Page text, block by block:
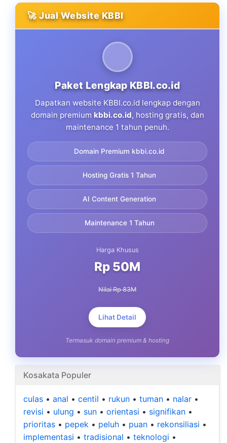
🚀 Jual Website KBBI
Paket Lengkap KBBI.co.id
Dapatkan website KBBI.co.id lengkap dengan
domain premium kbbi.co.id, hosting gratis, dan
maintenance 1 tahun penuh.
Domain Premium kbbi.co.id
Hosting Gratis 1 Tahun
AI Content Generation
Maintenance 1 Tahun
Harga Khusus
Rp 50M
Nilai Rp 83M
Lihat Detail
Termasuk domain premium & hosting
Kosakata Populer
culas • anal • centil • rukun • tuman • nalar •
revisi • ulung • sun • orientasi • signifikan •
prioritas • pepek • peluh • puan • rekonsiliasi •
implementasi • tradisional • teknologi •